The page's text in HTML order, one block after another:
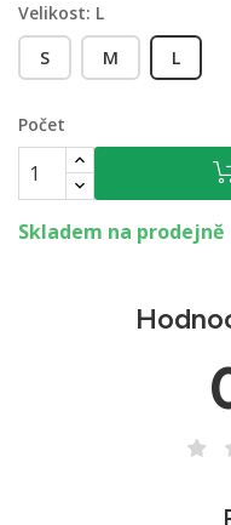
Velikost: L
S
M L
Počet
Skladem na prodejně